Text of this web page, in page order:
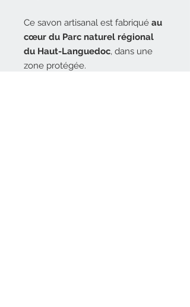
Ce savon artisanal est fabriqué au
cœur du Parc naturel régional
du Haut-Languedoc, dans une
zone protégée.